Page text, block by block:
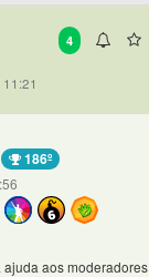
4
186º
aos moderadores